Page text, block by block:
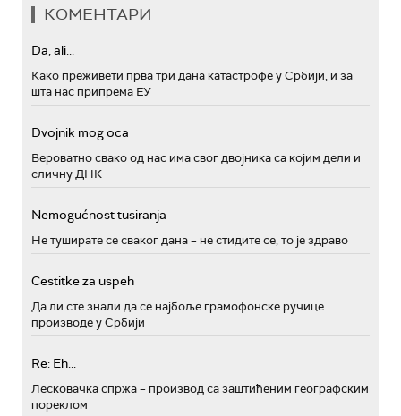
КОМЕНТАРИ
Da, ali...
Како преживети прва три дана катастрофе у Србији, и за
шта нас припрема ЕУ
Dvojnik mog oca
Вероватно свако од нас има свог двојника са којим дели и
сличну ДНК
Nemogućnost tusiranja
Не туширате се сваког дана – не стидите се, то је здраво
Cestitke za uspeh
Да ли сте знали да се најбоље грамофонске ручице
производе у Србији
Re: Eh...
Лесковачка спржа – производ са заштићеним географским
пореклом